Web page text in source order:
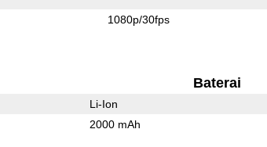
1080p/30fps
Baterai
Li-Ion
2000 mAh